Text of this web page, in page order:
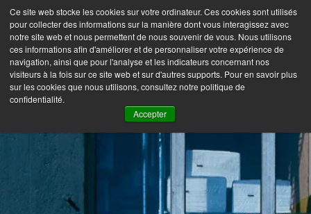
Ce site web stocke les cookies sur votre ordinateur. Ces cookies sont utilisés
pour collecter des informations sur la manière dont vous interagissez avec
notre site web et nous permettent de nous souvenir de vous. Nous utilisons
ces informations afin d'améliorer et de personnaliser votre expérience de
navigation, ainsi que pour l'analyse et les indicateurs concernant nos
visiteurs à la fois sur ce site web et sur d'autres supports. Pour en savoir plus
sur les cookies que nous utilisons, consultez notre politique de
confidentialité.
Accepter
Skip
content
Frédéric Coignot –
Photographe
M
e
n
u